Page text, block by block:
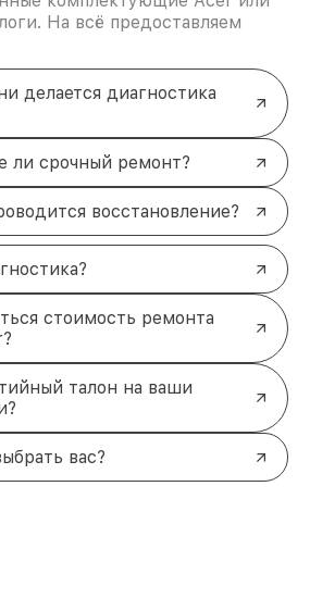
На всё предоставляем
делается диагностика
ли срочный ремонт?
восстановление?
стоимость ремонта
талон на ваши
вас?